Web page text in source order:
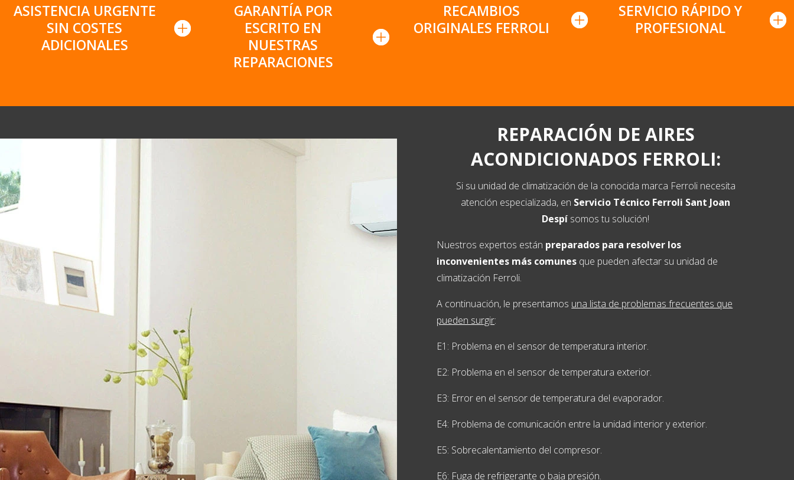
ASISTENCIA URGENTE
SIN COSTES
ADICIONALES
GARANTÍA POR
ESCRITO EN
NUESTRAS
REPARACIONES
RECAMBIOS
ORIGINALES FERROLI
SERVICIO RÁPIDO Y
PROFESIONAL
REPARACIÓN DE AIRES
ACONDICIONADOS FERROLI:
Si su unidad de climatización de la conocida marca Ferroli necesita
atención especializada, en Servicio Técnico Ferroli Sant Joan
Despí somos tu solución!
Nuestros expertos están preparados para resolver los
inconvenientes más comunes que pueden afectar su unidad de
climatización Ferroli.
A continuación, le presentamos una lista de problemas frecuentes que
pueden surgir:
E1: Problema en el sensor de temperatura interior.
E2: Problema en el sensor de temperatura exterior.
E3: Error en el sensor de temperatura del evaporador.
E4: Problema de comunicación entre la unidad interior y exterior.
E5: Sobrecalentamiento del compresor.
E6: Fuga de refrigerante o baja presión.